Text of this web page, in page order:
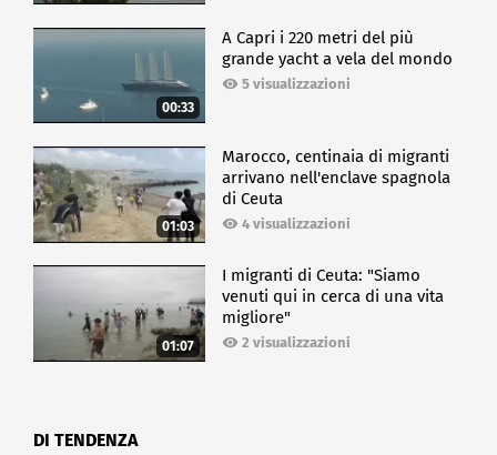
00:33
A Capri i 220 metri del più
grande yacht a vela del mondo
5 visualizzazioni
01:03
Marocco, centinaia di migranti
arrivano nell'enclave spagnola
di Ceuta
4 visualizzazioni
01:07
I migranti di Ceuta: "Siamo
venuti qui in cerca di una vita
migliore"
2 visualizzazioni
DI TENDENZA